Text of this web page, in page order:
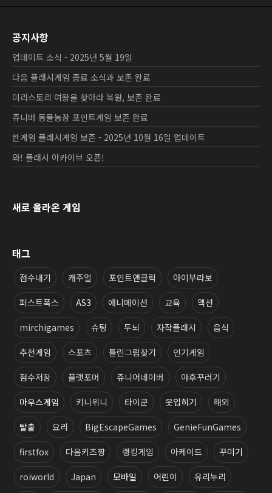
공지사항
업데이트 소식 - 2025년 5월 19일
다음 플래시게임 종료 소식과 보존 완료
미리스토리 여왕을 찾아라 복원, 보존 완료
쥬니버 동물농장 포인트게임 보존 완료
한게임 플래시게임 보존 - 2025년 10월 16일 업데이트
와! 플래시 아카이브 오픈!
새로 올라온 게임
태그
점수내기 캐주얼 포인트앤클릭 아이부라보
퍼스트폭스 AS3 애니메이션 교육 액션
mirchigames 슈팅 두뇌 자작플래시 음식
추천게임 스포츠 틀린그림찾기 인기게임
점수저장 플랫포머 쥬니어네이버 야후꾸러기
마우스게임 키니위니 타이쿤 옷입히기 해외
탈출 요리 BigEscapeGames GenieFunGames
firstfox 다음키즈짱 랭킹게임 아케이드 꾸미기
roiworld Japan 모바일 어린이 유리누리